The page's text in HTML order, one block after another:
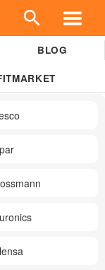
BLOG